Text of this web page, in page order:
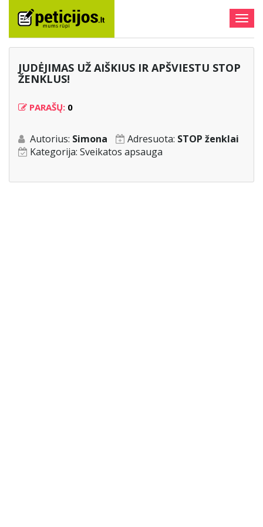
JUDĖJIMAS UŽ AIŠKIUS IR APŠVIESTU STOP
ŽENKLUS!
PARAŠŲ: 0
Autorius: Simona Adresuota: STOP ženklai
Kategorija: Sveikatos apsauga